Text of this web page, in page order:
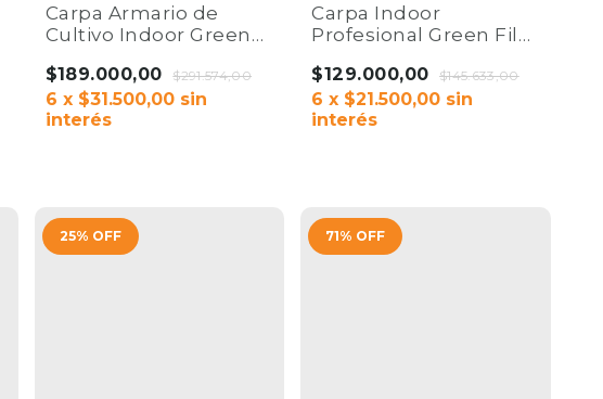
Carpa Armario de
Cultivo Indoor Green
Home Co.
$189.000,00 $291.574,00
6 x $31.500,00 sin
interés
Carpa Indoor
Profesional Green Film
Reforzada
$129.000,00 $145.633,00
6 x $21.500,00 sin
interés
25% OFF 71% OFF